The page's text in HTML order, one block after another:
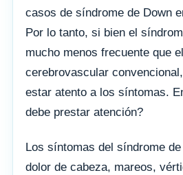
casos de síndrome de Down
Por lo tanto, si bien el
mucho menos frecuente que
cerebrovascular
estar atento a los síntomas.
debe prestar atención?
Los síntomas del síndrome
dolor de cabeza, mareos,